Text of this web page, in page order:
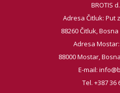
BROTIS
Adresa Čitluk: Put
88260 Čitluk,
Adresa
88000 Mostar,
E-mail:
Tel. +387 36